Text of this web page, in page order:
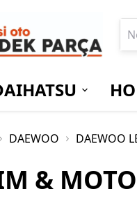
DAEWOO DAEWOO
&